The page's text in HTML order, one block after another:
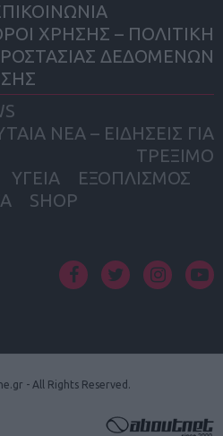
ΧΡΗΣΗΣ – ΠΟΛΙΤΙΚΗ
ΔΕΔΟΜΕΝΩΝ
ΝΕΑ – ΕΙΔΗΣΕΙΣ ΓΙΑ
ΤΡΕΞΙΜΟ
ΥΓΕΙΑ
ΕΞΟΠΛΙΣΜΟΣ
SHOP
- All Rights Reserved.